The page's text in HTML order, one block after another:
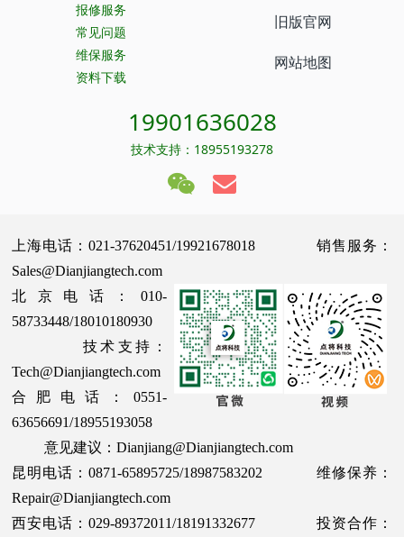
报修服务
常见问题
维保服务
资料下载
旧版官网
网站地图
19901636028
技术支持：18955193278
上海电话：021-37620451/19921678018 销售服务：
Sales@Dianjiangtech.com
北京电话：010-
58733448/18010180930
技术支持：
Tech@Dianjiangtech.com
合肥电话：0551-
63656691/18955193058
意见建议：Dianjiang@Dianjiangtech.com
昆明电话：0871-65895725/18987583202 维修保养：
Repair@Dianjiangtech.com
西安电话：029-89372011/18191332677 投资合作：